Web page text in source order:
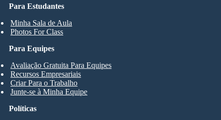
Para Estudantes
Minha Sala de Aula
Photos For Class
Para Equipes
Avaliação Gratuita Para Equipes
Recursos Empresariais
Criar Para o Trabalho
Junte-se à Minha Equipe
Políticas